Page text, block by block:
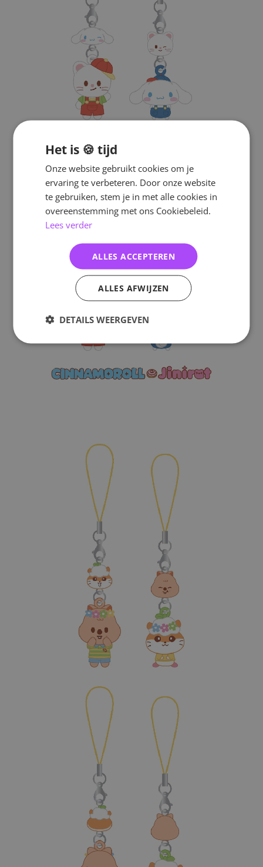
Het is 🍪 tijd
Onze website gebruikt cookies om je
ervaring te verbeteren. Door onze website
te gebruiken, stem je in met alle cookies in
overeenstemming met ons Cookiebeleid.
Lees verder
ALLES ACCEPTEREN
ALLES AFWIJZEN
DETAILS WEERGEVEN